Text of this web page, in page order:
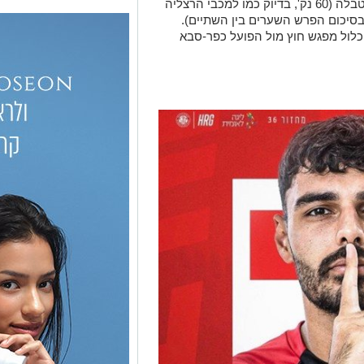
רמת-גן גבעתיים ניצבת כיום במקום ב-2 בטבלה (60 נק', בדיוק כמו למכבי הרצליה
יתרון של 6 שערים בסיכום הפרש השערים בין השתיים).
מפגש חוץ מול הפועל כפר-סבא